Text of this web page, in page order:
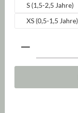
S (1,5-2,5 Jahre)
XS (0,5-1,5 Jahre)
Produkt